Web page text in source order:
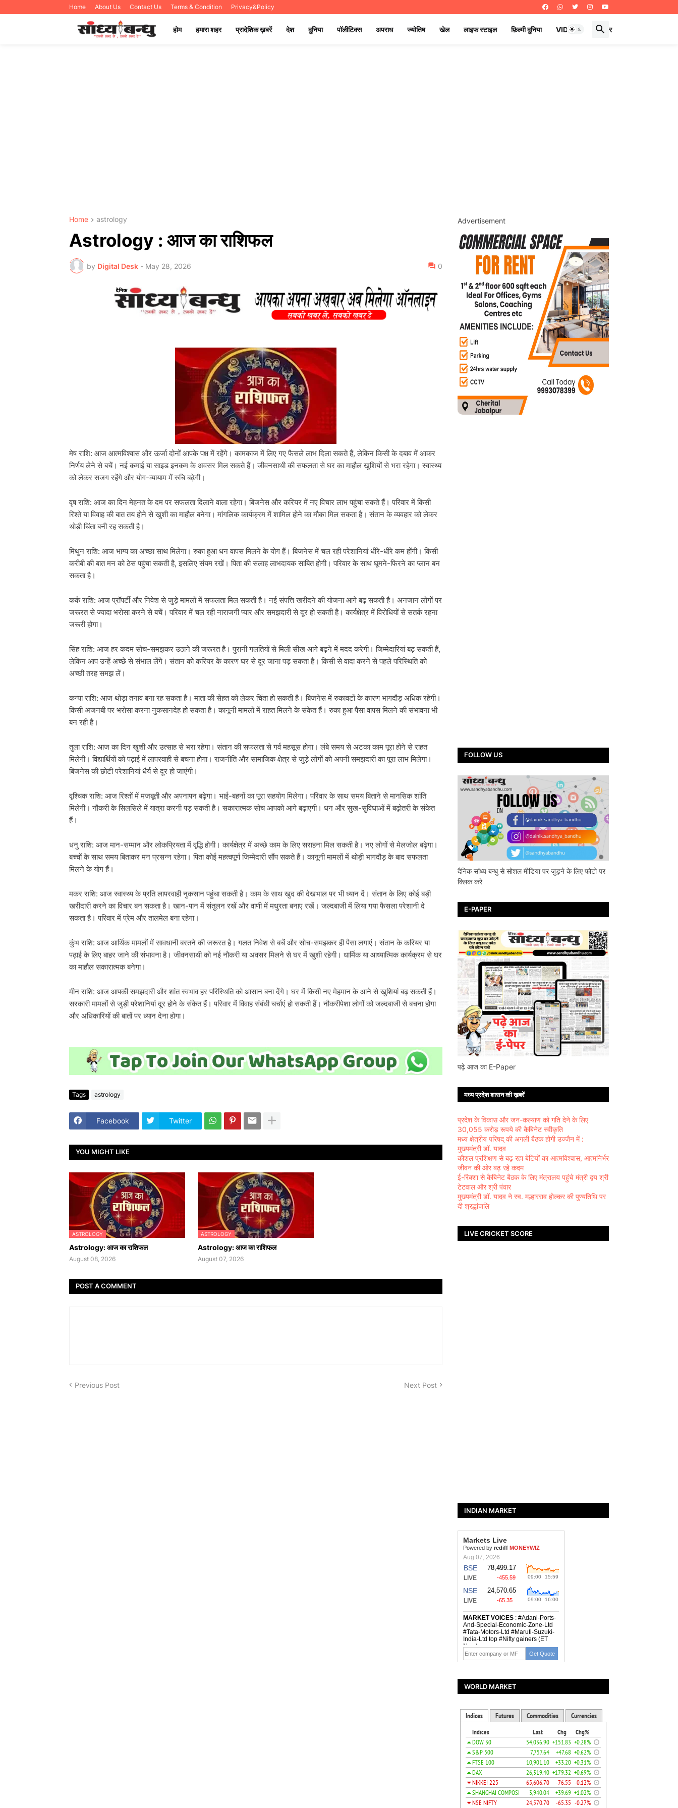
Home About Us Contact Us Terms & Condition Privacy&Policy
होम हमारा शहर प्रादेशिक ख़बरें देश दुनिया पॉलीटिक्स अपराध ज्योतिष खेल लाइफ स्टाइल फ़िल्मी दुनिया VIDEOS ई पेपर
Home astrology
Astrology : आज का राशिफल
by Digital Desk - May 28, 2026 0
मेष राशि: आज आत्मविश्वास और ऊर्जा दोनों आपके पक्ष में रहेंगे। कामकाज में लिए गए फैसले लाभ दिला सकते हैं, लेकिन किसी के दबाव में आकर
निर्णय लेने से बचें। नई कमाई या साइड इनकम के अवसर मिल सकते हैं। जीवनसाथी की सफलता से घर का माहौल खुशियों से भरा रहेगा। स्वास्थ्य
को लेकर सजग रहेंगे और योग-व्यायाम में रुचि बढ़ेगी।
वृष राशि: आज का दिन मेहनत के दम पर सफलता दिलाने वाला रहेगा। बिजनेस और करियर में नए विचार लाभ पहुंचा सकते हैं। परिवार में किसी
रिश्ते या विवाह की बात तय होने से खुशी का माहौल बनेगा। मांगलिक कार्यक्रम में शामिल होने का मौका मिल सकता है। संतान के व्यवहार को लेकर
थोड़ी चिंता बनी रह सकती है।
मिथुन राशि: आज भाग्य का अच्छा साथ मिलेगा। रुका हुआ धन वापस मिलने के योग हैं। बिजनेस में चल रही परेशानियां धीरे-धीरे कम होंगी। किसी
करीबी की बात मन को ठेस पहुंचा सकती है, इसलिए संयम रखें। पिता की सलाह लाभदायक साबित होगी। परिवार के साथ घूमने-फिरने का प्लान बन
सकता है।
कर्क राशि: आज प्रॉपर्टी और निवेश से जुड़े मामलों में सफलता मिल सकती है। नई संपत्ति खरीदने की योजना आगे बढ़ सकती है। अनजान लोगों पर
जरूरत से ज्यादा भरोसा करने से बचें। परिवार में चल रही नाराजगी प्यार और समझदारी से दूर हो सकती है। कार्यक्षेत्र में विरोधियों से सतर्क रहना
जरूरी होगा।
सिंह राशि: आज हर कदम सोच-समझकर उठाने की जरूरत है। पुरानी गलतियों से मिली सीख आगे बढ़ने में मदद करेगी। जिम्मेदारियां बढ़ सकती हैं,
लेकिन आप उन्हें अच्छे से संभाल लेंगे। संतान को करियर के कारण घर से दूर जाना पड़ सकता है। किसी से वादा करने से पहले परिस्थिति को
अच्छी तरह समझ लें।
कन्या राशि: आज थोड़ा तनाव बना रह सकता है। माता की सेहत को लेकर चिंता हो सकती है। बिजनेस में रुकावटों के कारण भागदौड़ अधिक रहेगी।
किसी अजनबी पर भरोसा करना नुकसानदेह हो सकता है। कानूनी मामलों में राहत मिलने के संकेत हैं। रुका हुआ पैसा वापस मिलने की संभावना भी
बन रही है।
तुला राशि: आज का दिन खुशी और उत्साह से भरा रहेगा। संतान की सफलता से गर्व महसूस होगा। लंबे समय से अटका काम पूरा होने से राहत
मिलेगी। विद्यार्थियों को पढ़ाई में लापरवाही से बचना होगा। राजनीति और सामाजिक क्षेत्र से जुड़े लोगों को अपनी समझदारी का पूरा लाभ मिलेगा।
बिजनेस की छोटी परेशानियां धैर्य से दूर हो जाएंगी।
वृश्चिक राशि: आज रिश्तों में मजबूती और अपनापन बढ़ेगा। भाई-बहनों का पूरा सहयोग मिलेगा। परिवार के साथ समय बिताने से मानसिक शांति
मिलेगी। नौकरी के सिलसिले में यात्रा करनी पड़ सकती है। सकारात्मक सोच आपको आगे बढ़ाएगी। धन और सुख-सुविधाओं में बढ़ोतरी के संकेत
हैं।
धनु राशि: आज मान-सम्मान और लोकप्रियता में वृद्धि होगी। कार्यक्षेत्र में अच्छे काम के लिए सराहना मिल सकती है। नए लोगों से मेलजोल बढ़ेगा।
बच्चों के साथ समय बिताकर मन प्रसन्न रहेगा। पिता कोई महत्वपूर्ण जिम्मेदारी सौंप सकते हैं। कानूनी मामलों में थोड़ी भागदौड़ के बाद सफलता
मिलने के योग हैं।
मकर राशि: आज स्वास्थ्य के प्रति लापरवाही नुकसान पहुंचा सकती है। काम के साथ खुद की देखभाल पर भी ध्यान दें। संतान के लिए कोई बड़ी
खरीदारी करने का विचार बन सकता है। खान-पान में संतुलन रखें और वाणी में मधुरता बनाए रखें। जल्दबाजी में लिया गया फैसला परेशानी दे
सकता है। परिवार में प्रेम और तालमेल बना रहेगा।
कुंभ राशि: आज आर्थिक मामलों में सावधानी बरतने की जरूरत है। गलत निवेश से बचें और सोच-समझकर ही पैसा लगाएं। संतान के करियर या
पढ़ाई के लिए बाहर जाने की संभावना है। जीवनसाथी को नई नौकरी या अवसर मिलने से घर में खुशी रहेगी। धार्मिक या आध्यात्मिक कार्यक्रम से घर
का माहौल सकारात्मक बनेगा।
मीन राशि: आज आपकी समझदारी और शांत स्वभाव हर परिस्थिति को आसान बना देंगे। घर में किसी नए मेहमान के आने से खुशियां बढ़ सकती हैं।
सरकारी मामलों से जुड़ी परेशानियां दूर होने के संकेत हैं। परिवार में विवाह संबंधी चर्चाएं हो सकती हैं। नौकरीपेशा लोगों को जल्दबाजी से बचना होगा
और अधिकारियों की बातों पर ध्यान देना होगा।
Tags astrology
Facebook Twitter
YOU MIGHT LIKE
ASTROLOGY
Astrology: आज का राशिफल
August 08, 2026
ASTROLOGY
Astrology: आज का राशिफल
August 07, 2026
POST A COMMENT
Previous Post Next Post
Advertisement
FOLLOW US
दैनिक सांध्य बन्धु से सोशल मीडिया पर जुड़ने के लिए फोटो पर
क्लिक करे
E-PAPER
पढ़े आज का E-Paper
मध्य प्रदेश शासन की ख़बरें
प्रदेश के विकास और जन-कल्याण को गति देने के लिए
30,055 करोड़ रूपये की कैबिनेट स्वीकृति
मध्य क्षेत्रीय परिषद् की अगली बैठक होगी उज्जैन में :
मुख्यमंत्री डॉ. यादव
कौशल प्रशिक्षण से बढ़ रहा बेटियों का आत्मविश्वास, आत्मनिर्भर
जीवन की ओर बढ़ रहे कदम
ई-रिक्शा से कैबिनेट बैठक के लिए मंत्रालय पहुंचे मंत्री द्वय श्री
टेटवाल और श्री पंवार
मुख्यमंत्री डॉ. यादव ने स्व. मल्हारराव होल्कर की पुण्यतिथि पर
दी श्रद्धांजलि
LIVE CRICKET SCORE
INDIAN MARKET
WORLD MARKET